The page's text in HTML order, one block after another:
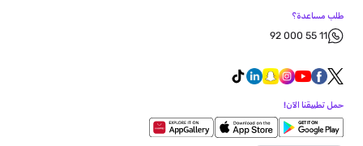
طلب مساعدة؟
92 000 55 11
حمل تطبيقنا الآن!